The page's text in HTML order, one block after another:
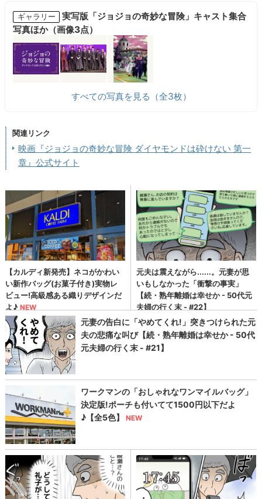
ギャラリー
実写版「ジョジョの奇妙な冒険」キャスト集合
写真ほか（画像3点）
すべての写真を見る（全3枚）
関連リンク
映画『ジョジョの奇妙な冒険 ダイヤモンドは砕けない 第一
章』公式サイト